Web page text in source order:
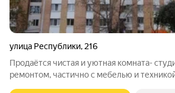
улица Республики, 216
Продаётся чистая и уютная комната-
ремонтом, частично с мебелью и